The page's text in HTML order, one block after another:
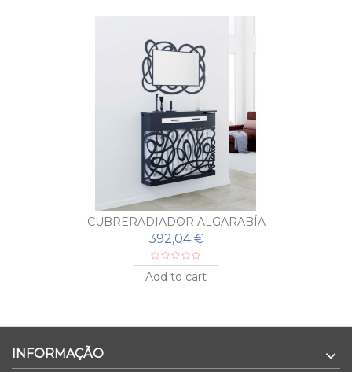
CUBRERADIADOR ALGARABÍA
392,04 €
Add to cart
INFORMAÇÃO